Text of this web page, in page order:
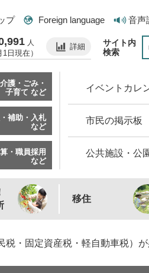
プ Foreign language 音声
人
1日現在）
詳細
サイト内
検索
護・ごみ・
子育て など
補助・入札
など
・職員採用
など
イベントカレ
市民の掲示板
公共施設・公
移住
税・固定資産税・軽自動車税）が